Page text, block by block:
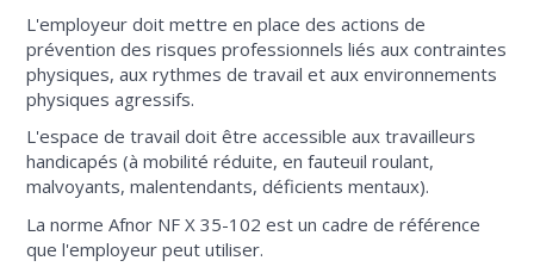
L'employeur doit mettre en place des actions de
prévention des risques professionnels liés aux contraintes
physiques, aux rythmes de travail et aux environnements
physiques agressifs.
L'espace de travail doit être accessible aux travailleurs
handicapés (à mobilité réduite, en fauteuil roulant,
malvoyants, malentendants, déficients mentaux).
La norme Afnor NF X 35-102 est un cadre de référence
que l'employeur peut utiliser.